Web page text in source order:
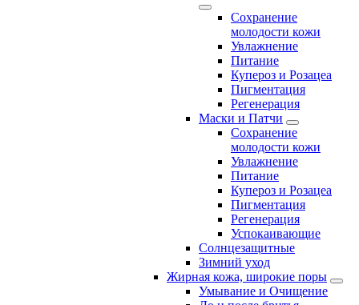
Сохранение
молодости кожи
Увлажнение
Питание
Купероз и Розацеа
Пигментация
Регенерация
Маски и Патчи
Сохранение
молодости кожи
Увлажнение
Питание
Купероз и Розацеа
Пигментация
Регенерация
Успокаивающие
Солнцезащитные
Зимний уход
Жирная кожа, широкие поры
Умывание и Очищение